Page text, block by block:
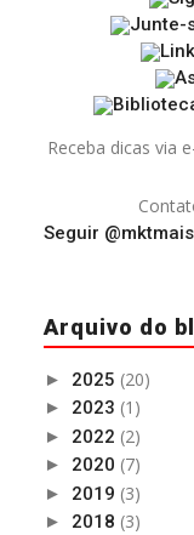
Receba dicas via
Seguir @mktmais
Arquivo do
► 2025 (20)
► 2023 (1)
► 2022 (2)
► 2020 (7)
► 2019 (3)
► 2018 (3)